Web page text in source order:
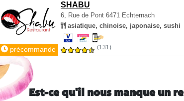
SHABU
6, Rue de Pont 6471 Echternach
asiatique, chinoise, japonaise, sushi
précommande (131)
Est-ce qu'il nous manque un